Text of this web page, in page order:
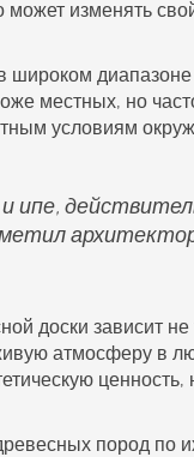
изменять
широком
местных, но
условиям
и ипе,
доски зависит
атмосферу в
ценность,
пород по